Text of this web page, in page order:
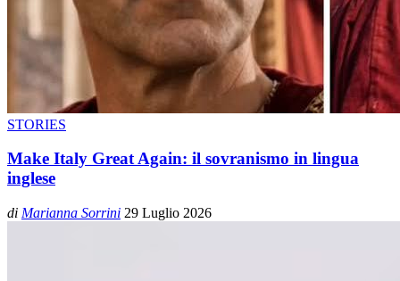
STORIES
Make Italy Great Again: il sovranismo in lingua
inglese
di Marianna Sorrini 29 Luglio 2026